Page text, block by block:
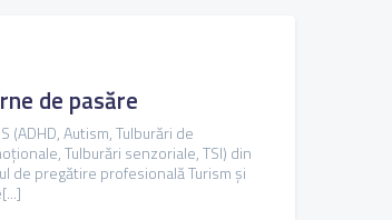
de pasăre
(ADHD, Autism, Tulburări de
Tulburări senzoriale, TSI) din
de pregătire profesională Turism și